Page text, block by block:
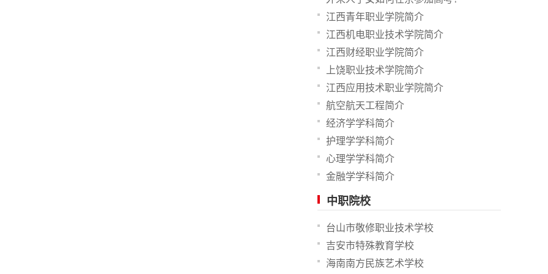
江西青年职业学院简介
江西机电职业技术学院简介
江西财经职业学院简介
上饶职业技术学院简介
江西应用技术职业学院简介
航空航天工程简介
经济学学科简介
护理学学科简介
心理学学科简介
金融学学科简介
中职院校
台山市敬修职业技术学校
吉安市特殊教育学校
海南南方民族艺术学校